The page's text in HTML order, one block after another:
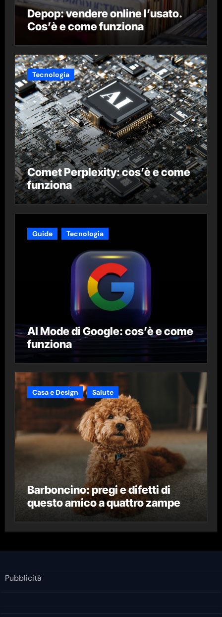
Depop: vendere online l’usato.
Cos’è e come funziona
Tecnologia
Comet Perplexity: cos’è e come
funziona
Guide Tecnologia
AI Mode di Google: cos’è e come
funziona
Casa e Design Salute
Barboncino: pregi e difetti di
questo amico a quattro zampe
Pubblicità